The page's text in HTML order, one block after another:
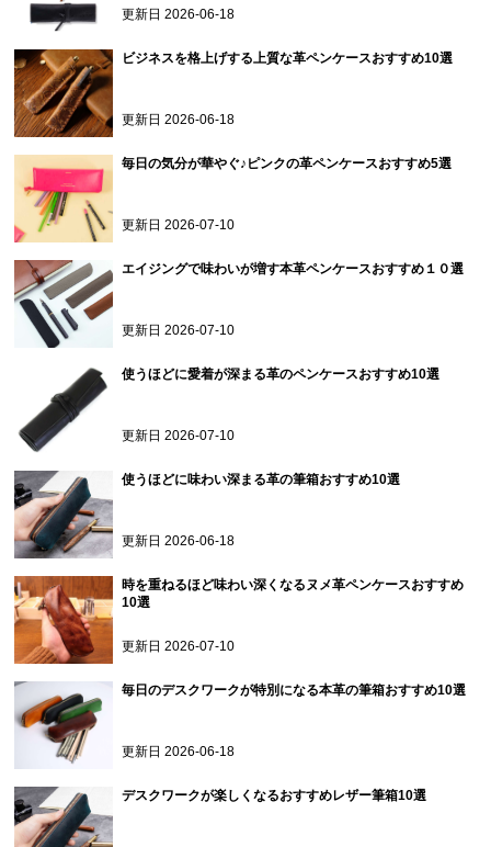
更新日2026-06-18
ビジネスを格上げする上質な革ペンケースおすすめ10選
更新日2026-06-18
毎日の気分が華やぐ♪ピンクの革ペンケースおすすめ5選
更新日2026-07-10
エイジングで味わいが増す本革ペンケースおすすめ１０選
更新日2026-07-10
使うほどに愛着が深まる革のペンケースおすすめ10選
更新日2026-07-10
使うほどに味わい深まる革の筆箱おすすめ10選
更新日2026-06-18
時を重ねるほど味わい深くなるヌメ革ペンケースおすすめ
10選
更新日2026-07-10
毎日のデスクワークが特別になる本革の筆箱おすすめ10選
更新日2026-06-18
デスクワークが楽しくなるおすすめレザー筆箱10選